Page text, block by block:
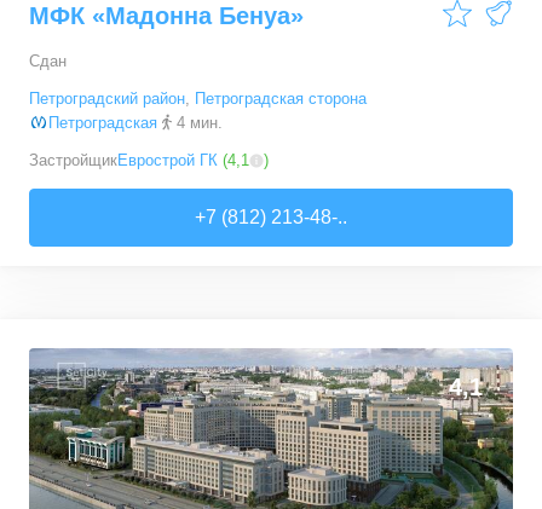
МФК «Мадонна Бенуа»
Сдан
Петроградский район, Петроградская сторона
Петроградская
4 мин.
ЗастройщикЕврострой ГК (4,1 )
+7 (812) 213-48-..
4,1